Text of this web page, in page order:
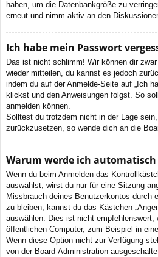
haben, um die Datenbankgröße zu
erneut und nimm aktiv an den
Ich habe mein Passwort
Das ist nicht schlimm! Wir können dir
wieder mitteilen, du kannst es jedoch
indem du auf der Anmelde-Seite auf „Ich
klickst und den Anweisungen folgst. So
anmelden können.
Solltest du trotzdem nicht in der Lage
zurückzusetzen, so wende dich an die
Warum werde ich automatisch
Wenn du beim Anmelden das
auswählst, wirst du nur für eine Sitzung
Missbrauch deines Benutzerkontos durch
zu bleiben, kannst du das Kästchen
auswählen. Dies ist nicht empfehlenswert,
öffentlichen Computer, zum Beispiel in
Wenn diese Option nicht zur Verfügung
von der Board-Administration